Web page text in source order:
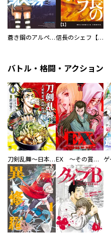
蒼き鋼のアルペジオ 信長のシェフ【単話版】
バトル・格闘・アクション
刀剣乱舞～日本号つれづれ酒～ EX ～その賞金稼ぎは、世界の出口を探す～【単行本版】